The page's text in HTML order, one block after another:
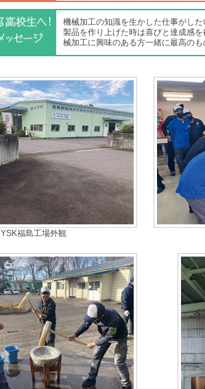
機械加工の知識を生かした仕事がし
製品を作り上げた時は喜びと達成感
械加工に興味のある方一緒に最高のも
YSK福島工場外観